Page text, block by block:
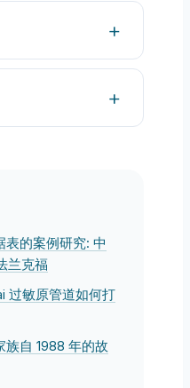
表的案例研究: 中
兰克福
过敏原管道如何打
族自 1988 年的故